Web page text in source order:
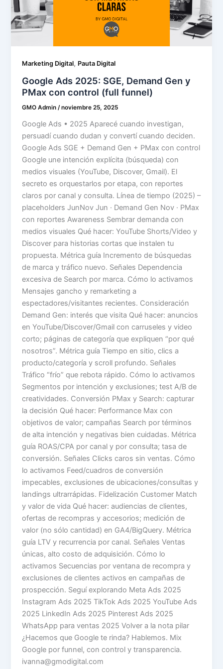
Marketing Digital, Pauta Digital
Google Ads 2025: SGE, Demand Gen y
PMax con control (full funnel)
GMO Admin /noviembre 25, 2025
Google Ads • 2025 Aparecé cuando investigan,
persuadí cuando dudan y convertí cuando deciden.
Google Ads SGE + Demand Gen + PMax con control
Google une intención explícita (búsqueda) con
medios visuales (YouTube, Discover, Gmail). El
secreto es orquestarlos por etapa, con reportes
claros por canal y consulta. Línea de tiempo (2025) –
placeholders JunNov Jun · Demand Gen Nov · PMax
con reportes Awareness Sembrar demanda con
medios visuales Qué hacer: YouTube Shorts/Video y
Discover para historias cortas que instalen tu
propuesta. Métrica guía Incremento de búsquedas
de marca y tráfico nuevo. Señales Dependencia
excesiva de Search por marca. Cómo lo activamos
Mensajes gancho y remarketing a
espectadores/visitantes recientes. Consideración
Demand Gen: interés que visita Qué hacer: anuncios
en YouTube/Discover/Gmail con carruseles y video
corto; páginas de categoría que expliquen “por qué
nosotros”. Métrica guía Tiempo en sitio, clics a
producto/categoría y scroll profundo. Señales
Tráfico “frío” que rebota rápido. Cómo lo activamos
Segmentos por intención y exclusiones; test A/B de
creatividades. Conversión PMax y Search: capturar
la decisión Qué hacer: Performance Max con
objetivos de valor; campañas Search por términos
de alta intención y negativas bien cuidadas. Métrica
guía ROAS/CPA por canal y por consulta; tasa de
conversión. Señales Clicks caros sin ventas. Cómo
lo activamos Feed/cuadros de conversión
impecables, exclusiones de ubicaciones/consultas y
landings ultrarrápidas. Fidelización Customer Match
y valor de vida Qué hacer: audiencias de clientes,
ofertas de recompras y accesorios; medición de
valor (no sólo cantidad) en GA4/BigQuery. Métrica
guía LTV y recurrencia por canal. Señales Ventas
únicas, alto costo de adquisición. Cómo lo
activamos Secuencias por ventana de recompra y
exclusiones de clientes activos en campañas de
prospección. Seguí explorando Meta Ads 2025
Instagram Ads 2025 TikTok Ads 2025 YouTube Ads
2025 LinkedIn Ads 2025 Pinterest Ads 2025
WhatsApp para ventas 2025 Volver a la nota pilar
¿Hacemos que Google te rinda? Hablemos. Mix
Google por funnel, con control y transparencia.
ivanna@gmodigital.com